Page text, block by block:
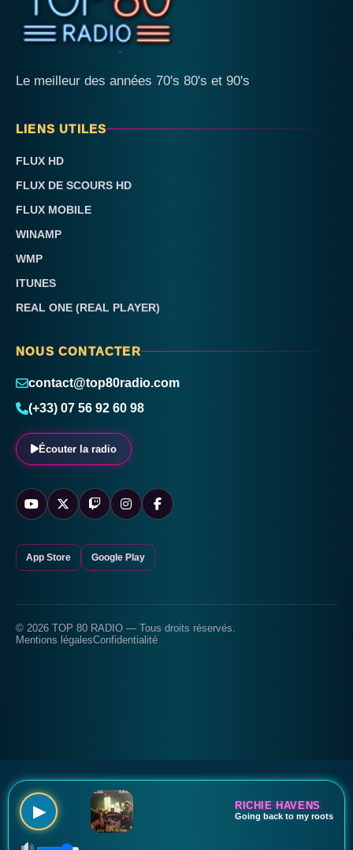
▶ RICHIE HAVENS
Going back to my roots
Le meilleur des années 70's 80's et 90's
LIENS UTILES
FLUX HD
FLUX DE SCOURS HD
FLUX MOBILE
WINAMP
WMP
ITUNES
REAL ONE (REAL PLAYER)
NOUS CONTACTER
contact@top80radio.com
(+33) 07 56 92 60 98
Écouter la radio
App Store Google Play
© 2026 TOP 80 RADIO — Tous droits réservés.
Mentions légalesConfidentialité